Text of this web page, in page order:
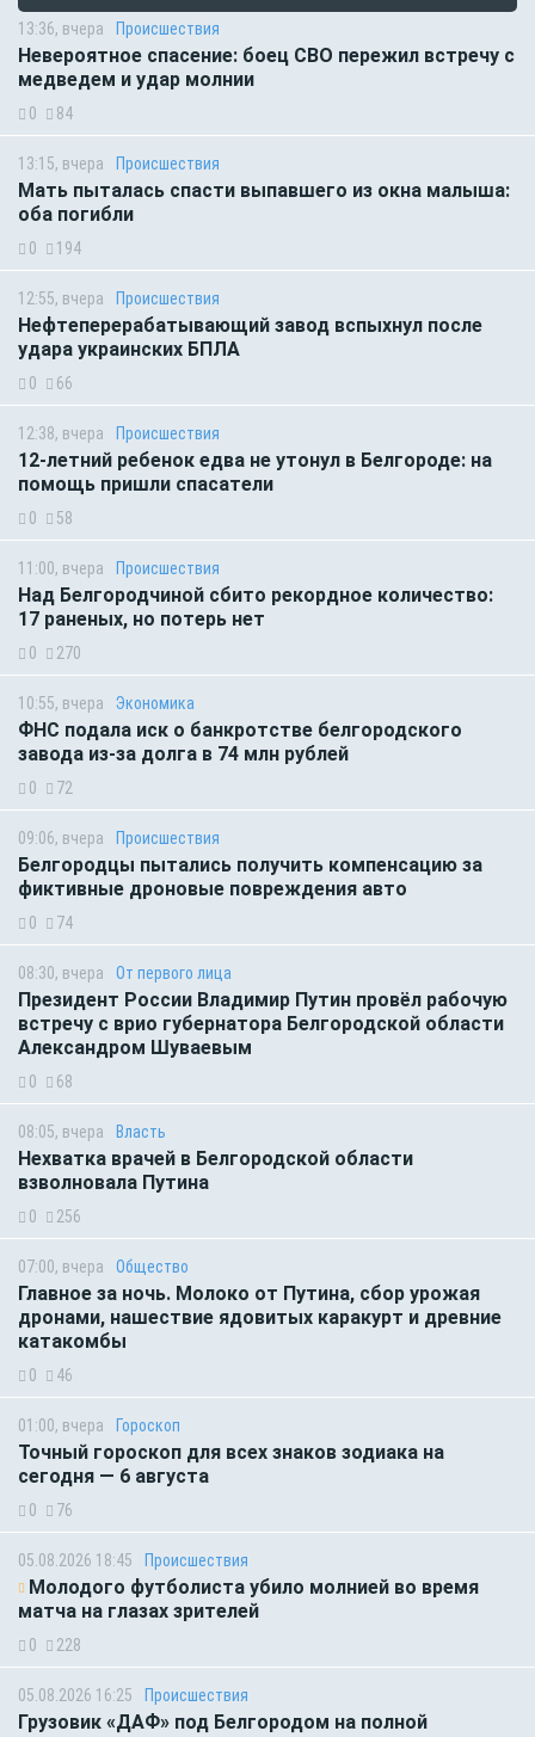
13:36, вчера Происшествия
Невероятное спасение: боец СВО пережил встречу с
медведем и удар молнии
0 84
13:15, вчера Происшествия
Мать пыталась спасти выпавшего из окна малыша:
оба погибли
0 194
12:55, вчера Происшествия
Нефтеперерабатывающий завод вспыхнул после
удара украинских БПЛА
0 66
12:38, вчера Происшествия
12-летний ребенок едва не утонул в Белгороде: на
помощь пришли спасатели
0 58
11:00, вчера Происшествия
Над Белгородчиной сбито рекордное количество:
17 раненых, но потерь нет
0 270
10:55, вчера Экономика
ФНС подала иск о банкротстве белгородского
завода из-за долга в 74 млн рублей
0 72
09:06, вчера Происшествия
Белгородцы пытались получить компенсацию за
фиктивные дроновые повреждения авто
0 74
08:30, вчера От первого лица
Президент России Владимир Путин провёл рабочую
встречу с врио губернатора Белгородской области
Александром Шуваевым
0 68
08:05, вчера Власть
Нехватка врачей в Белгородской области
взволновала Путина
0 256
07:00, вчера Общество
Главное за ночь. Молоко от Путина, сбор урожая
дронами, нашествие ядовитых каракурт и древние
катакомбы
0 46
01:00, вчера Гороскоп
Точный гороскоп для всех знаков зодиака на
сегодня — 6 августа
0 76
05.08.2026 18:45 Происшествия
Молодого футболиста убило молнией во время
матча на глазах зрителей
0 228
05.08.2026 16:25 Происшествия
Грузовик «ДАФ» под Белгородом на полной